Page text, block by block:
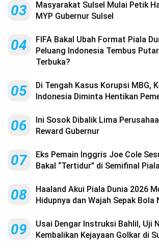
03
Masyarakat Sulsel Mulai Petik
MYP Gubernur Sulsel
04
FIFA Bakal Ubah Format Piala
Peluang Indonesia Tembus
Terbuka?
05
Di Tengah Kasus Korupsi MBG,
Indonesia Diminta Hentikan
06
Ini Sosok Dibalik Lima
Reward Gubernur
07
Eks Pemain Inggris Joe Cole
Bakal “Tertidur” di Semifinal
08
Haaland Akui Piala Dunia 2026
Hidupnya dan Wajah Sepak Bola
09
Usai Dengar Instruksi Bahlil, Uji
Kembalikan Kejayaan Golkar di